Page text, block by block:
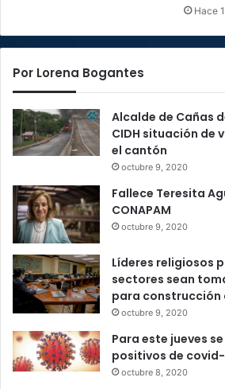
Hace
Por Lorena Bogantes
Alcalde de Cañas
CIDH situación de
el cantón
octubre 9, 2020
Fallece Teresita
CONAPAM
octubre 9, 2020
Líderes religiosos
sectores sean
para construcción
octubre 9, 2020
Para este jueves
positivos de covid-
octubre 8, 2020